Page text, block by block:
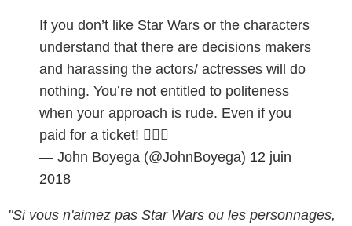
If you don’t like Star Wars or the characters
understand that there are decisions makers
and harassing the actors/ actresses will do
nothing. You’re not entitled to politeness
when your approach is rude. Even if you
paid for a ticket! 🤷🏾‍♂️
— John Boyega (@JohnBoyega) 12 juin
2018
"Si vous n'aimez pas Star Wars ou les personnages,